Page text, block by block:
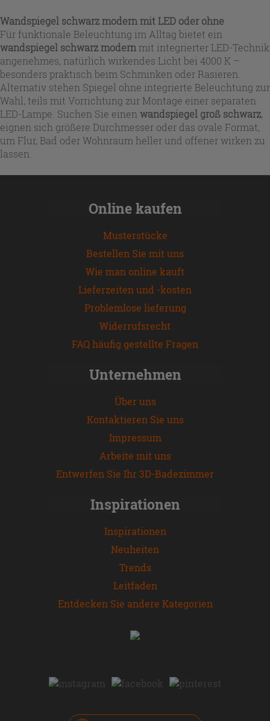
Wandspiegel schwarz modern mit LED oder ohne
Für funktionale Beleuchtung im Alltag bietet ein
wandspiegel schwarz modernmit integrierter LED-Technik
angenehmes, natürlich wirkendes Licht bei 4000 K –
besonders praktisch beim Schminken oder Rasieren.
Alternativ stehen Spiegel ohne integrierte Beleuchtung zur
Wahl, teils mit Vorrichtung zur Montage einer separaten
LED-Lampe. Suchen Sie einen wandspiegel groß schwarz,
eignen sich größere Durchmesser oder das ovale Format,
um Flur, Bad oder Wohnraum heller und offener wirken zu
lassen.
Online kaufen
Musterstücke
Bestellen Sie mit uns
Wie man online kauft
Lieferzeiten und -kosten
Problemlose lieferung
Widerrufsrecht
FAQ häufig gestellte Fragen
Unternehmen
Über uns
Kontaktieren Sie uns
Impressum
Arbeite mit uns
Entwerfen Sie Ihr 3D-Badezimmer
Inspirationen
Inspirationen
Neuheiten
Trends
Leitfaden
Entdecken Sie andere Kategorien